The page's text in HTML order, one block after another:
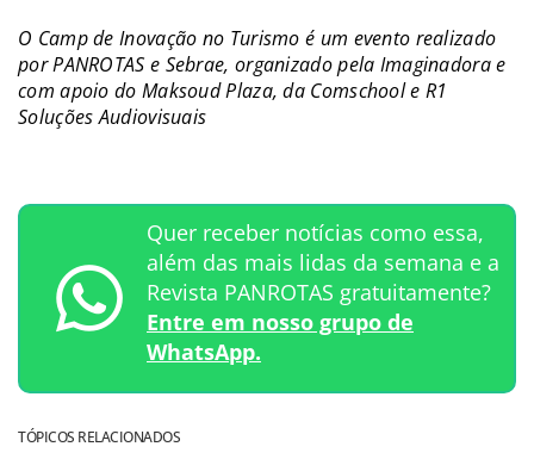
O Camp de Inovação no Turismo é um evento realizado
por PANROTAS e Sebrae, organizado pela Imaginadora e
com apoio do Maksoud Plaza, da Comschool e R1
Soluções Audiovisuais
Quer receber notícias como essa,
além das mais lidas da semana e a
Revista PANROTAS gratuitamente?
Entre em nosso grupo de
WhatsApp.
TÓPICOS RELACIONADOS